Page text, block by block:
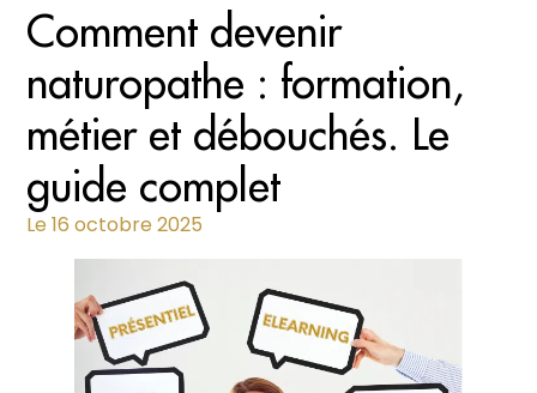
Comment devenir
naturopathe : formation,
métier et débouchés. Le
guide complet
Le 16 octobre 2025